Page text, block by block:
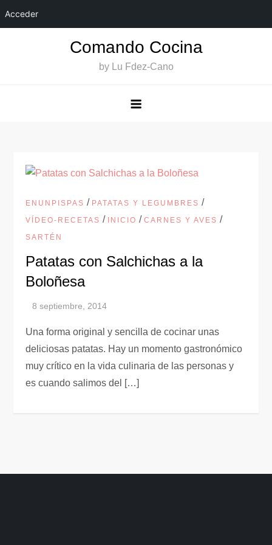
Acceder
Comando Cocina
by Lu Fdez-Cano
ENUNPISPAS / PATATAS Y LEGUMBRES /
VÍDEO-RECETAS / INICIO /CARNES Y AVES /
SARTÉN
Patatas con Salchichas a la
Boloñesa
Una forma original y sencilla de cocinar unas
deliciosas patatas. Hay un momento gastronómico
muy crítico en la vida culinaria de las personas y
es cuando salimos del […]